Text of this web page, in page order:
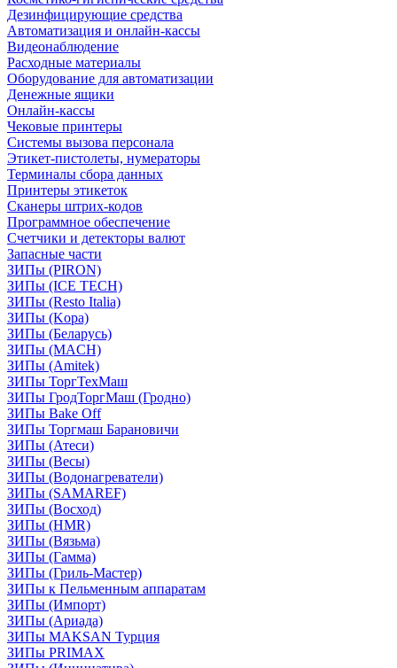
Дезинфицирующие средства
Автоматизация и онлайн-кассы
Видеонаблюдение
Расходные материалы
Оборудование для автоматизации
Денежные ящики
Онлайн-кассы
Чековые принтеры
Системы вызова персонала
Этикет-пистолеты, нумераторы
Терминалы сбора данных
Принтеры этикеток
Сканеры штрих-кодов
Программное обеспечение
Счетчики и детекторы валют
Запасные части
ЗИПы (PIRON)
ЗИПы (ICE TECH)
ЗИПы (Resto Italia)
ЗИПы (Kopa)
ЗИПы (Беларусь)
ЗИПы (MACH)
ЗИПы (Amitek)
ЗИПы ТоргТехМаш
ЗИПы ГродТоргМаш (Гродно)
ЗИПы Bake Off
ЗИПы Торгмаш Барановичи
ЗИПы (Атеси)
ЗИПы (Весы)
ЗИПы (Водонагреватели)
ЗИПы (SAMAREF)
ЗИПы (Восход)
ЗИПы (HMR)
ЗИПы (Вязьма)
ЗИПы (Гамма)
ЗИПы (Гриль-Мастер)
ЗИПы к Пельменным аппаратам
ЗИПы (Импорт)
ЗИПы (Ариада)
ЗИПы MAKSAN Турция
ЗИПы PRIMAX